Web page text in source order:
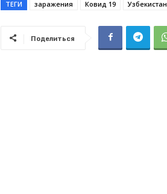
ТЕГИ заражения Ковид 19 Узбекистан
Поделиться